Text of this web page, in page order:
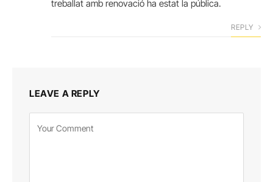
treballat amb renovació ha estat la pública.
REPLY
LEAVE A REPLY